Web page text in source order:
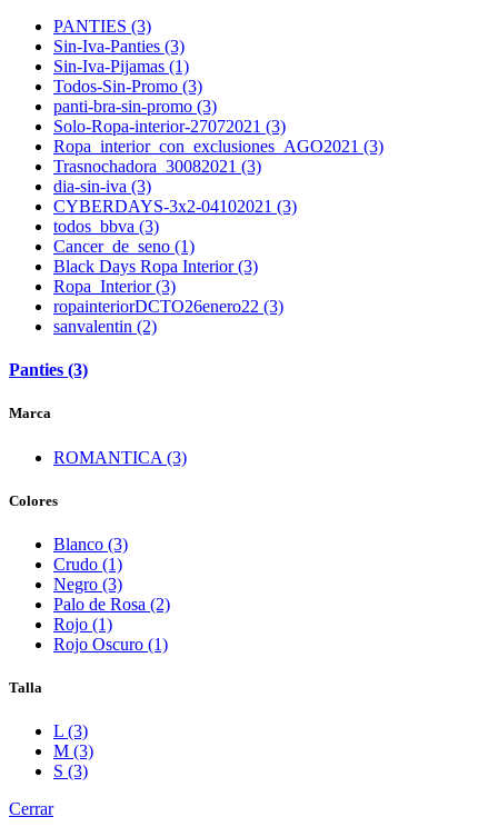
PANTIES (3)
Sin-Iva-Panties (3)
Sin-Iva-Pijamas (1)
Todos-Sin-Promo (3)
panti-bra-sin-promo (3)
Solo-Ropa-interior-27072021 (3)
Ropa_interior_con_exclusiones_AGO2021 (3)
Trasnochadora_30082021 (3)
dia-sin-iva (3)
CYBERDAYS-3x2-04102021 (3)
todos_bbva (3)
Cancer_de_seno (1)
Black Days Ropa Interior (3)
Ropa_Interior (3)
ropainteriorDCTO26enero22 (3)
sanvalentin (2)
Panties (3)
Marca
ROMANTICA (3)
Colores
Blanco (3)
Crudo (1)
Negro (3)
Palo de Rosa (2)
Rojo (1)
Rojo Oscuro (1)
Talla
L (3)
M (3)
S (3)
Cerrar